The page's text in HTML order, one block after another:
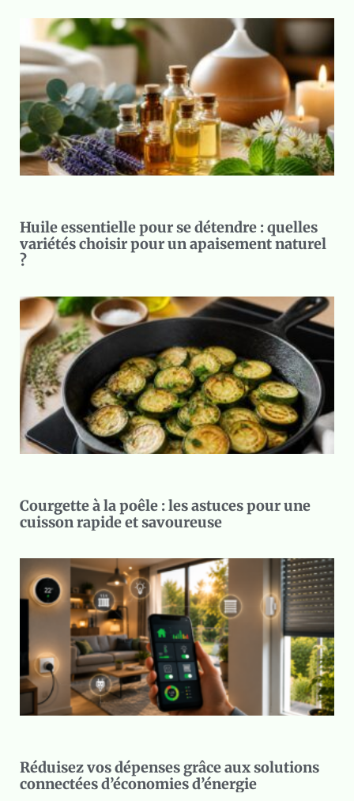
Huile essentielle pour se détendre : quelles
variétés choisir pour un apaisement naturel
?
Courgette à la poêle : les astuces pour une
cuisson rapide et savoureuse
Réduisez vos dépenses grâce aux solutions
connectées d’économies d’énergie